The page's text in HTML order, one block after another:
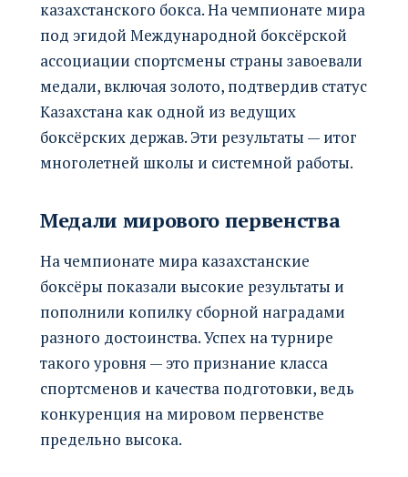
казахстанского бокса. На чемпионате мира
под эгидой Международной боксёрской
ассоциации спортсмены страны завоевали
медали, включая золото, подтвердив статус
Казахстана как одной из ведущих
боксёрских держав. Эти результаты — итог
многолетней школы и системной работы.
Медали мирового первенства
На чемпионате мира казахстанские
боксёры показали высокие результаты и
пополнили копилку сборной наградами
разного достоинства. Успех на турнире
такого уровня — это признание класса
спортсменов и качества подготовки, ведь
конкуренция на мировом первенстве
предельно высока.